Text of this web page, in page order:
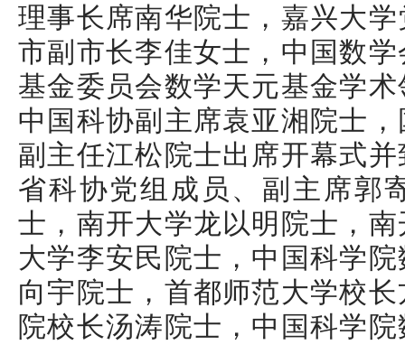
理事长席南华院士，嘉兴大
市副市长李佳女士，中国数
基金委员会数学天元基金学
中国科协副主席袁亚湘院士
副主任江松院士出席开幕式
省科协党组成员、副主席郭
士，南开大学龙以明院士，
大学李安民院士，中国科学
向宇院士，首都师范大学校
院校长汤涛院士，中国科学